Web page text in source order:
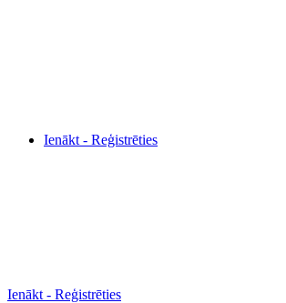
Ienākt - Reģistrēties
Ienākt - Reģistrēties